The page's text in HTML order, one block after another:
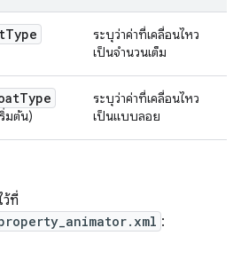
Type
ระบุว่าค่าที่เคลื่อนไหว
เป็นจำนวนเต็ม
Type
มต้น)
ระบุว่าค่าที่เคลื่อนไหว
เป็นแบบลอย
ที่
: